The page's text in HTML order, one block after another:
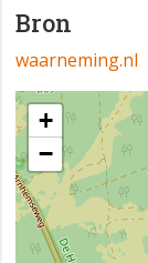
Bron
waarneming.nl
+
−